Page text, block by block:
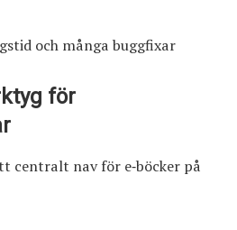
och många buggfixar
för
centralt nav för e‑böcker på